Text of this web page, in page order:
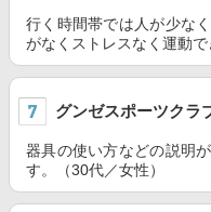
行く時間帯では人が少な
がなくストレスなく運動で
グンゼスポーツクラ
器具の使い方などの説明
す。（30代／女性）